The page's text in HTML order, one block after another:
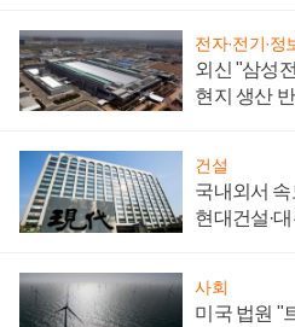
전자·전기·정
외신 "삼성
현지 생산
건설
국내외서 속
현대건설·
사회
미국 법원 "